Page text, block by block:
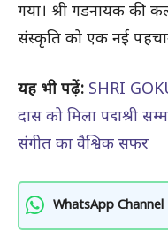
गया। श्री गडनायक की
संस्कृति को एक नई
यह भी पढ़ें: SHRI
दास को मिला पद्मश्री
संगीत का वैश्विक सफर
WhatsApp Channel